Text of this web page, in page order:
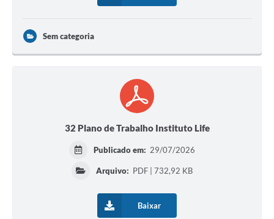
Sem categoria
32 Plano de Trabalho Instituto Life
Publicado em: 29/07/2026
Arquivo: PDF | 732,92 KB
Baixar